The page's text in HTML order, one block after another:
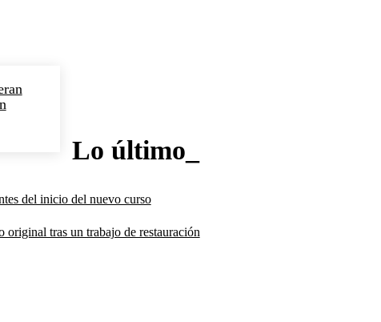
Lo último_
del inicio del nuevo curso
original tras un trabajo de restauración